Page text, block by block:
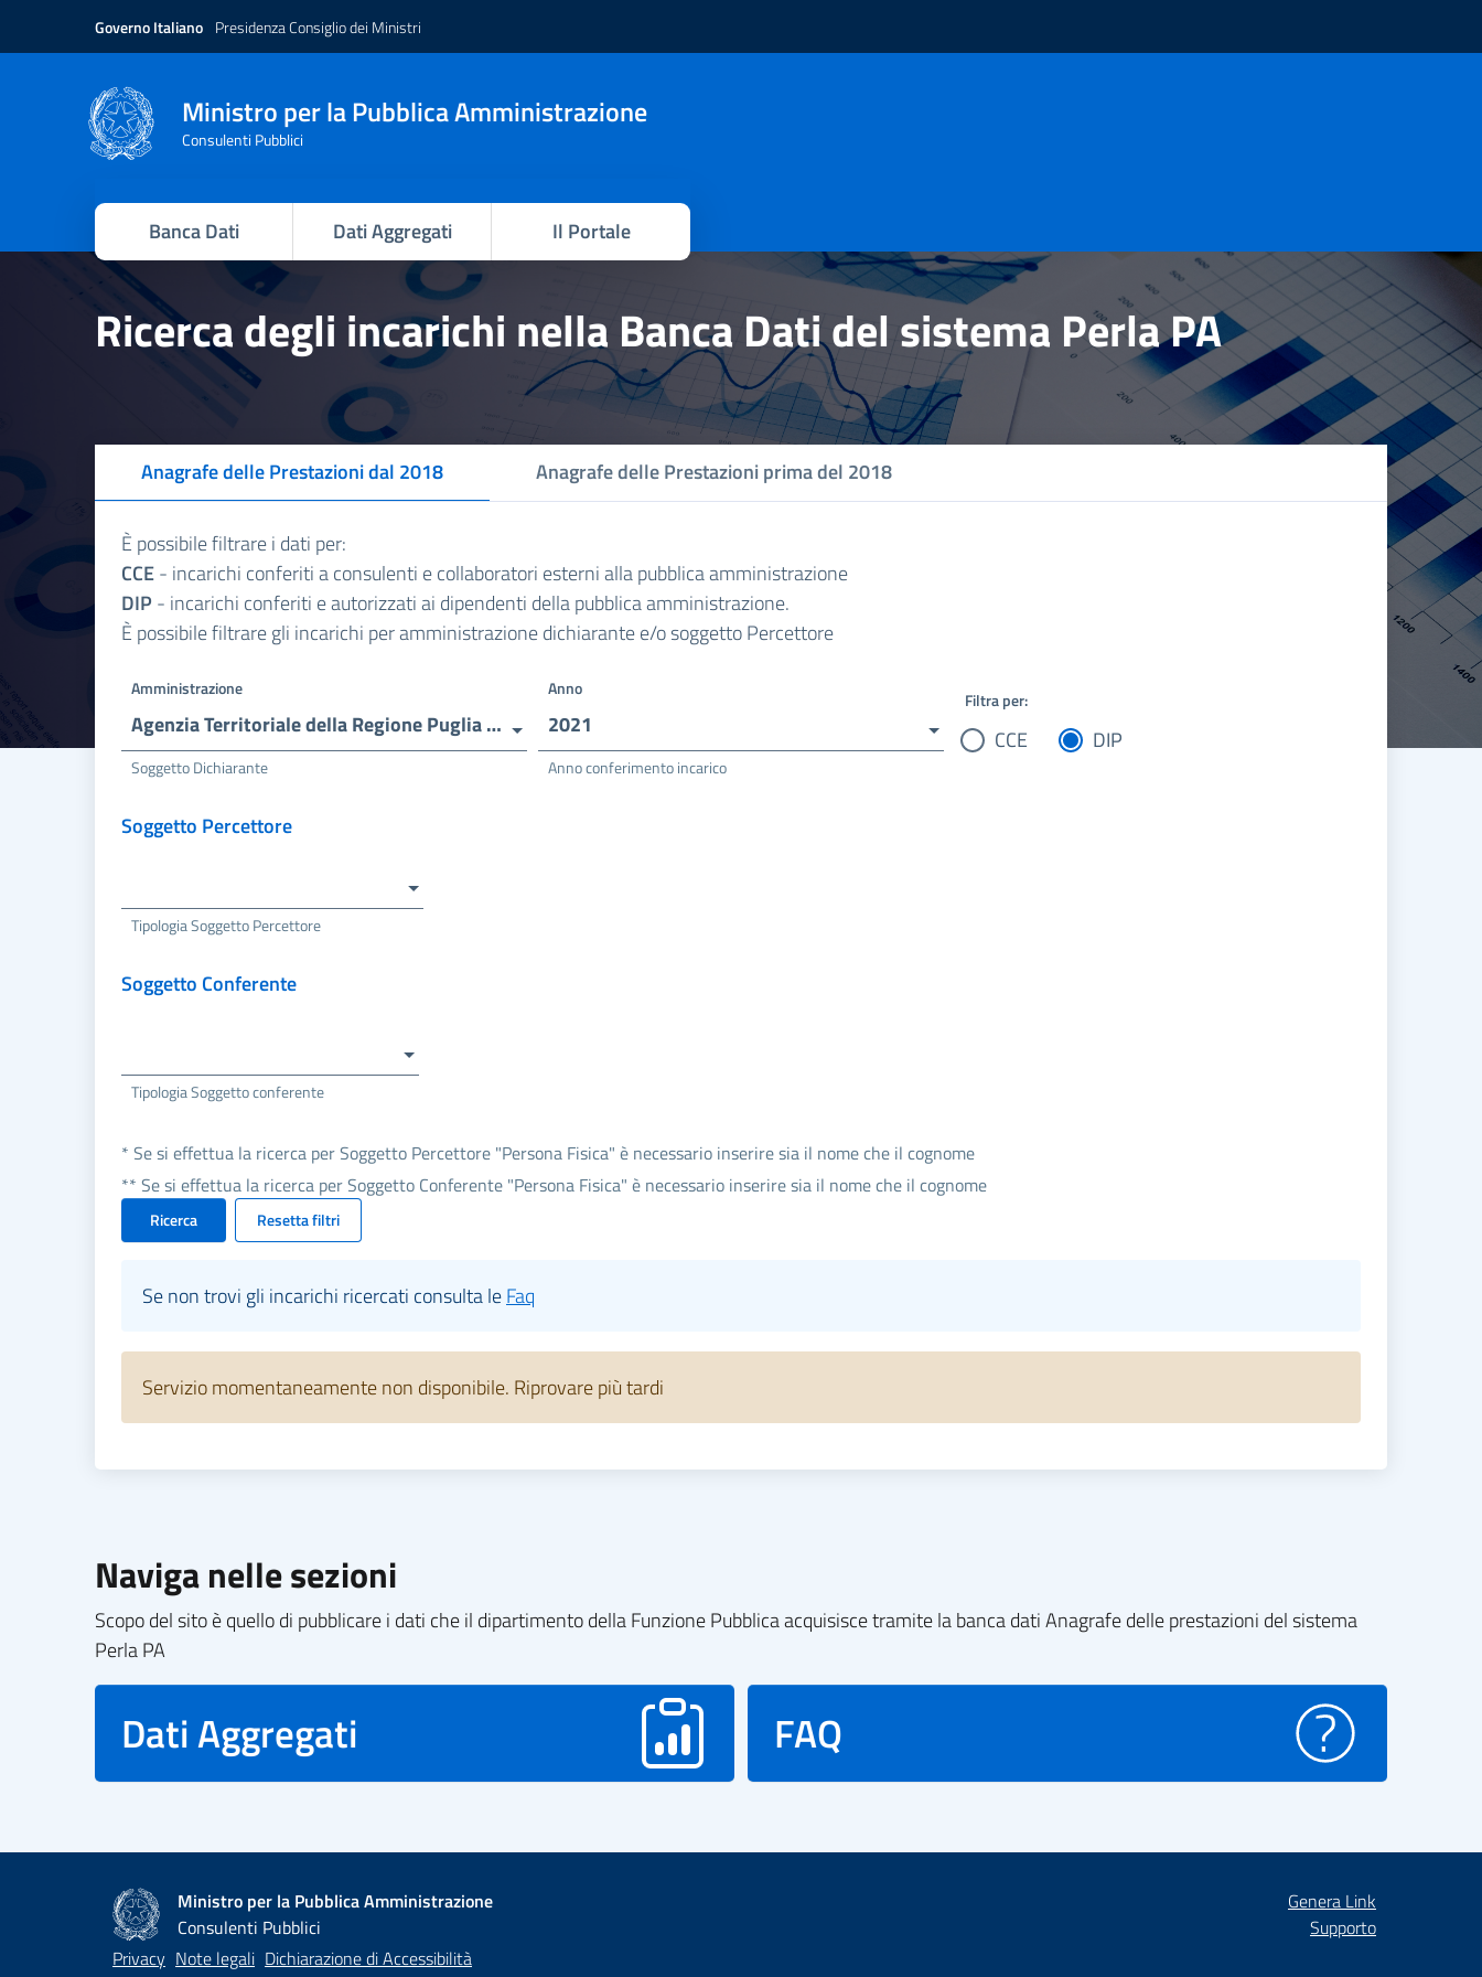
Governo Italiano Presidenza Consiglio dei Ministri
Ministro per la Pubblica Amministrazione
Consulenti Pubblici
Banca Dati Dati Aggregati Il Portale
Ricerca degli incarichi nella Banca Dati del sistema Perla PA
Anagrafe delle Prestazioni dal 2018 Anagrafe delle Prestazioni prima del 2018
È possibile filtrare i dati per:
CCE- incarichi conferiti a consulenti e collaboratori esterni alla pubblica amministrazione
DIP - incarichi conferiti e autorizzati ai dipendenti della pubblica amministrazione.
È possibile filtrare gli incarichi per amministrazione dichiarante e/o soggetto Percettore
Amministrazione
Agenzia Territoriale della Regione Puglia per Il Servizio di Gestione Dei Rifiuti
Soggetto Dichiarante
Anno
2021
Anno conferimento incarico
Filtra per:
CCE DIP
Soggetto Percettore
Tipologia Soggetto Percettore
Soggetto Conferente
Tipologia Soggetto conferente
* Se si effettua la ricerca per Soggetto Percettore "Persona Fisica" è necessario inserire sia il nome che il cognome
** Se si effettua la ricerca per Soggetto Conferente "Persona Fisica" è necessario inserire sia il nome che il cognome
Ricerca Resetta filtri
Se non trovi gli incarichi ricercati consulta leFaq
Servizio momentaneamente non disponibile. Riprovare più tardi
Naviga nelle sezioni
Scopo del sito è quello di pubblicare i dati che il dipartimento della Funzione Pubblica acquisisce tramite la banca dati Anagrafe delle prestazioni del sistema
Perla PA
Dati Aggregati FAQ
Ministro per la Pubblica Amministrazione
Consulenti Pubblici
Privacy Note legali Dichiarazione di Accessibilità
Genera Link
Supporto